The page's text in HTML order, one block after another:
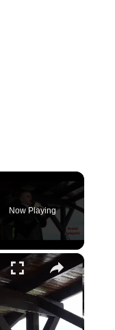
Now Playing
×